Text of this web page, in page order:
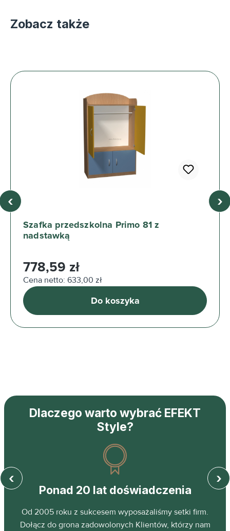
Zobacz także
Szafka przedszkolna Primo 81 z
nadstawką
Cena regularna:
778,59 zł
Cena netto: 633,00 zł
Do koszyka
‹ ›
Dlaczego warto wybrać EFEKT
Style?
Ponad 20 lat doświadczenia
Od 2005 roku z sukcesem wyposażaliśmy setki firm.
Dołącz do grona zadowolonych Klientów, którzy nam
‹ ›